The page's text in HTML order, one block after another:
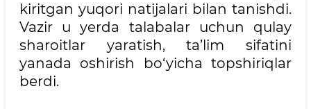
kiritgan yuqori natijalari bilan tanishdi.
Vazir u yerda talabalar uchun qulay
sharoitlar yaratish, ta’lim sifatini
yanada oshirish bo‘yicha topshiriqlar
berdi.